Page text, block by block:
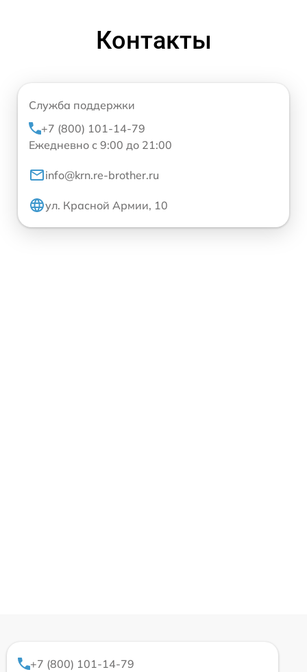
Контакты
Служба поддержки
+7 (800) 101-14-79
Ежедневно с 9:00 до 21:00
info@krn.re-brother.ru
ул. Красной Армии, 10
+7 (800) 101-14-79